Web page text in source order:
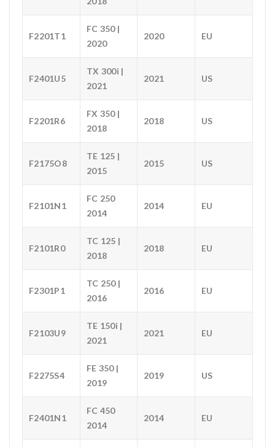
F2201T1
FC 350 |
2020
2020 EU
F2401U5
TX 300i |
2021
2021 US
F2201R6
FX 350 |
2018
2018 US
F2175O8
TE 125 |
2015
2015 US
F2101N1
FC 250
2014
2014 EU
F2101R0
TC 125 |
2018
2018 EU
F2301P1
TC 250 |
2016
2016 EU
F2103U9
TE 150i |
2021
2021 EU
F2275S4
FE 350 |
2019
2019 US
F2401N1
FC 450
2014
2014 EU